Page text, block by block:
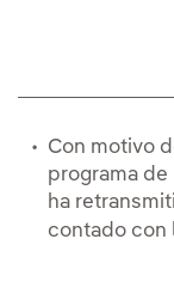
Con motivo
programa de
ha
contado con